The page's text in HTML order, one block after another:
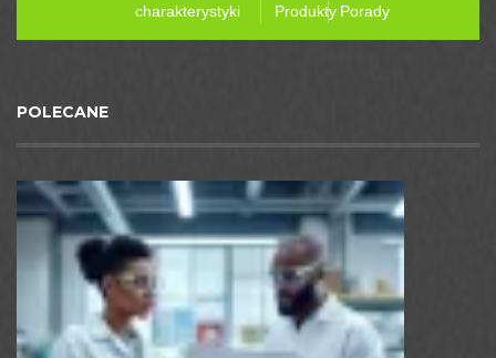
charakterystyki
Produkty Porady
POLECANE